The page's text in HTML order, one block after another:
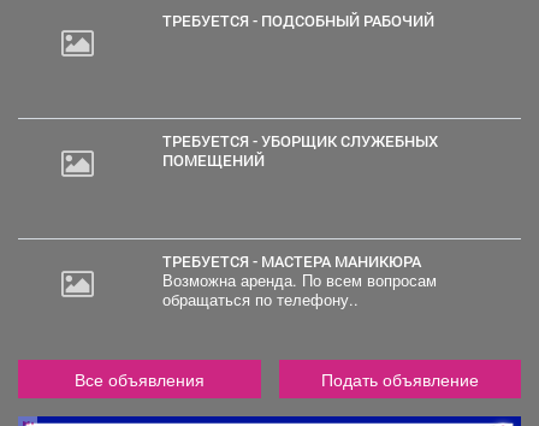
ТРЕБУЕТСЯ - ПОДСОБНЫЙ РАБОЧИЙ
ТРЕБУЕТСЯ - УБОРЩИК СЛУЖЕБНЫХ
ПОМЕЩЕНИЙ
ТРЕБУЕТСЯ - МАСТЕРА МАНИКЮРА
Возможна аренда. По всем вопросам
обращаться по телефону..
Все объявления Подать объявление